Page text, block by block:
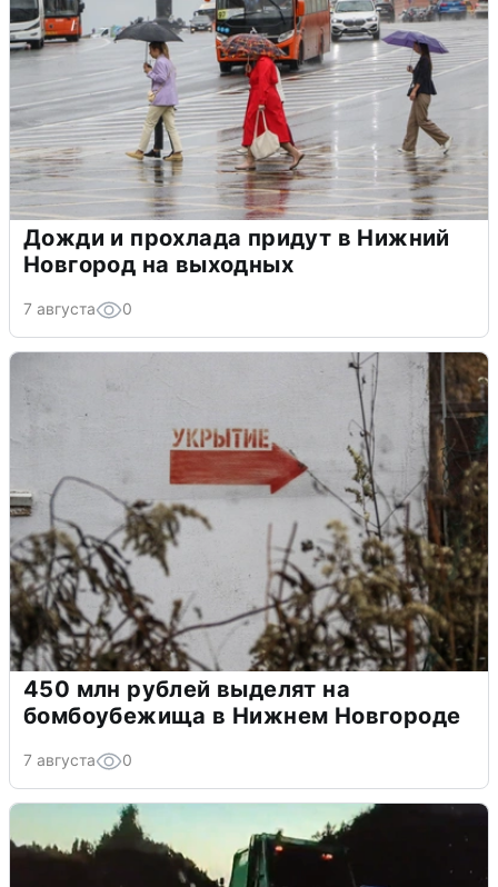
Дожди и прохлада придут в Нижний
Новгород на выходных
7 августа 0
450 млн рублей выделят на
бомбоубежища в Нижнем Новгороде
7 августа 0